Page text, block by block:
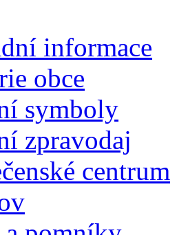
informace
obce
symboly
zpravodaj
centrum